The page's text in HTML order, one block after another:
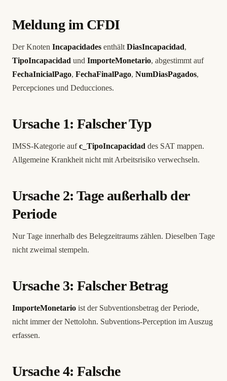
Meldung im CFDI
Der Knoten Incapacidades enthält DiasIncapacidad,
TipoIncapacidad und ImporteMonetario, abgestimmt auf
FechaInicialPago, FechaFinalPago, NumDiasPagados,
Percepciones und Deducciones.
Ursache 1: Falscher Typ
IMSS-Kategorie aufc_TipoIncapacidad des SAT mappen.
Allgemeine Krankheit nicht mit Arbeitsrisiko verwechseln.
Ursache 2: Tage außerhalb der
Periode
Nur Tage innerhalb des Belegzeitraums zählen. Dieselben Tage
nicht zweimal stempeln.
Ursache 3: Falscher Betrag
ImporteMonetario ist der Subventionsbetrag der Periode,
nicht immer der Nettolohn. Subventions-Perception im Auszug
erfassen.
Ursache 4: Falsche